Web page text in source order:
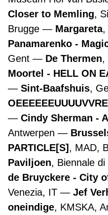
Closer to Memling,
Brugge
Margareta,
Panamarenko -
Gent
De Thermen,
Moortel - HELL ON
Sint-Baafshuis,
OEEEEEEUUUUVVRE
Cindy Sherman -
Antwerpen
PARTICLE[S] , MAD,
Paviljoen, Biennale
de Bruyckere - City
Venezia, IT
Jef
oneindige, KMSKA,